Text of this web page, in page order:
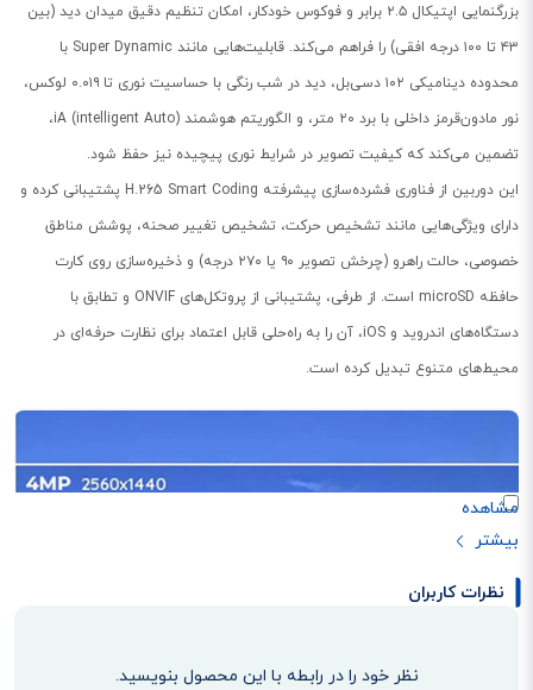
بزرگنمایی اپتیکال ۲.۵ برابر و فوکوس خودکار، امکان تنظیم دقیق میدان دید (بین
۴۳ تا ۱۰۰ درجه افقی) را فراهم می‌کند. قابلیت‌هایی مانند Super Dynamic با
محدوده دینامیکی ۱۰۲ دسی‌بل، دید در شب رنگی با حساسیت نوری تا ۰.۰۱۹ لوکس،
نور
مادون‌قرمز داخلی با برد ۲۰ متر، و الگوریتم هوشمند iA (intelligent Auto)،
تضمین می‌کند که کیفیت تصویر در شرایط نوری پیچیده نیز حفظ شود.
این دوربین از فناوری فشرده‌سازی پیشرفته H.265 Smart Coding پشتیبانی کرده و
دارای ویژگی‌هایی مانند تشخیص حرکت، تشخیص تغییر صحنه، پوشش مناطق
خصوصی، حالت راهرو (چرخش تصویر ۹۰ یا ۲۷۰ درجه) و ذخیره‌سازی روی کارت
حافظه microSD است. از طرفی، پشتیبانی از پروتکل‌های ONVIF و تطابق با
دستگاه‌های اندروید و iOS، آن را به راه‌حلی قابل اعتماد برای نظارت حرفه‌ای در
محیط‌های متنوع تبدیل کرده است.
نظرات کاربران
نظر خود را در رابطه با این محصول بنویسید.